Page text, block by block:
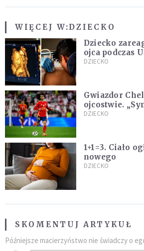
WIĘCEJ W:DZIECKO
Dziecko
ojca podczas
podbija sieć
DZIECKO
Gwiazdor
ojcostwie.
ważniejszy niż
DZIECKO
1+1=3. Ciało
nowego
DZIECKO
SKOMENTUJ ARTYKUŁ
Późniejsze macierzyństwo nie świadczy o